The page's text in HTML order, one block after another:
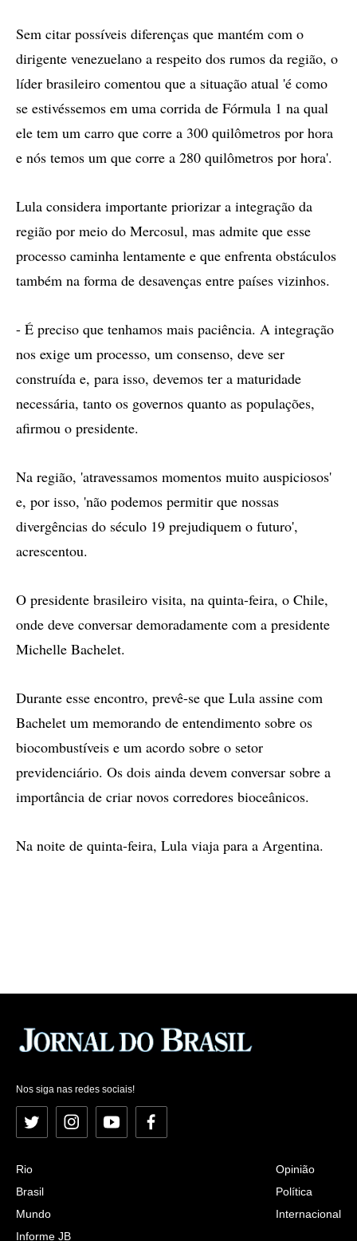
Sem citar possíveis diferenças que mantém com o
dirigente venezuelano a respeito dos rumos da região, o
líder brasileiro comentou que a situação atual 'é como
se estivéssemos em uma corrida de Fórmula 1 na qual
ele tem um carro que corre a 300 quilômetros por hora
e nós temos um que corre a 280 quilômetros por hora'.
Lula considera importante priorizar a integração da
região por meio do Mercosul, mas admite que esse
processo caminha lentamente e que enfrenta obstáculos
também na forma de desavenças entre países vizinhos.
- É preciso que tenhamos mais paciência. A integração
nos exige um processo, um consenso, deve ser
construída e, para isso, devemos ter a maturidade
necessária, tanto os governos quanto as populações,
afirmou o presidente.
Na região, 'atravessamos momentos muito auspiciosos'
e, por isso, 'não podemos permitir que nossas
divergências do século 19 prejudiquem o futuro',
acrescentou.
O presidente brasileiro visita, na quinta-feira, o Chile,
onde deve conversar demoradamente com a presidente
Michelle Bachelet.
Durante esse encontro, prevê-se que Lula assine com
Bachelet um memorando de entendimento sobre os
biocombustíveis e um acordo sobre o setor
previdenciário. Os dois ainda devem conversar sobre a
importância de criar novos corredores bioceânicos.
Na noite de quinta-feira, Lula viaja para a Argentina.
Nos siga nas redes sociais!
Twitter InstagramYouTubeFacebook
Rio
Brasil
Mundo
Informe JB
Opinião
Política
Internacional